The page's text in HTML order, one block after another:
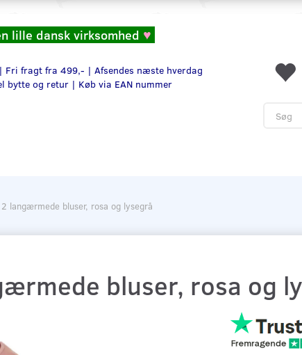
lille dansk virksomhed ♥
Fri fragt fra 499,- | Afsendes næste hverdag
bytte og retur | Køb via EAN nummer
langærmede bluser, rosa og lysegrå
bluser, rosa og